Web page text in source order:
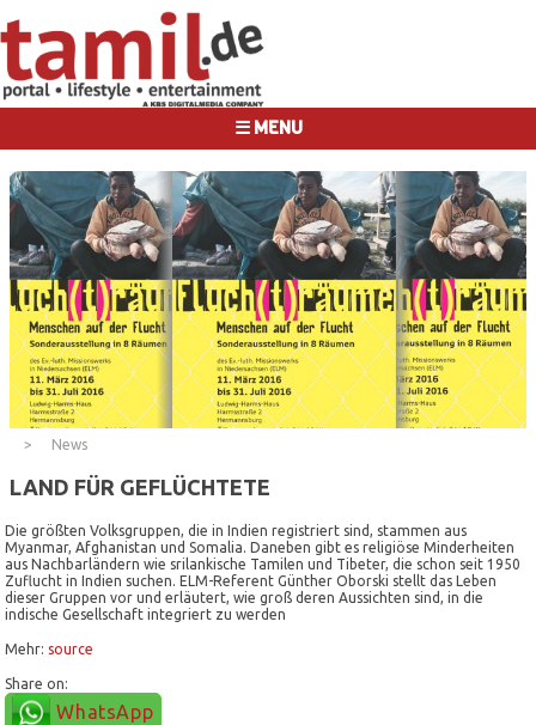
☰ MENU
News
LAND FÜR GEFLÜCHTETE
Die größten Volksgruppen, die in Indien registriert sind, stammen aus
Myanmar, Afghanistan und Somalia. Daneben gibt es religiöse Minderheiten
aus Nachbarländern wie srilankische Tamilen und Tibeter, die schon seit 1950
Zuflucht in Indien suchen. ELM-Referent Günther Oborski stellt das Leben
dieser Gruppen vor und erläutert, wie groß deren Aussichten sind, in die
indische Gesellschaft integriert zu werden
Mehr: source
Share on:
WhatsApp